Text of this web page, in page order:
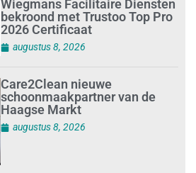
Wiegmans Facilitaire Diensten
bekroond met Trustoo Top Pro
2026 Certificaat
augustus 8, 2026
Care2Clean nieuwe
schoonmaakpartner van de
Haagse Markt
augustus 8, 2026